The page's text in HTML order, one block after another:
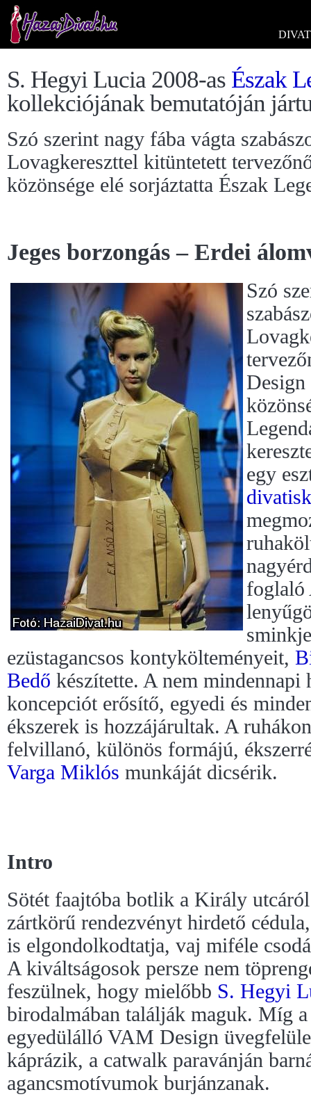
DIVAT
S. Hegyi Lucia 2008-as Észak
kollekciójának bemutatóján
Szó szerint nagy fába vágta
Lovagkereszttel kitüntetett
közönsége elé sorjáztatta Észak
Jeges borzongás – Erdei
Szó
Design
egy
foglaló
ezüstagancsos kontykölteményeit,
Bedő készítette. A nem mindennapi
koncepciót erősítő, egyedi és
ékszerek is hozzájárultak. A
felvillanó, különös formájú,
Varga Miklós munkáját dicsérik.
Intro
Sötét faajtóba botlik a Király
zártkörű rendezvényt hirdető
is elgondolkodtatja, vaj miféle
A kiváltságosok persze nem
feszülnek, hogy mielőbb S. Hegyi
birodalmában találják maguk. Míg a
egyedülálló VAM Design
káprázik, a catwalk paravánján
agancsmotívumok burjánzanak.